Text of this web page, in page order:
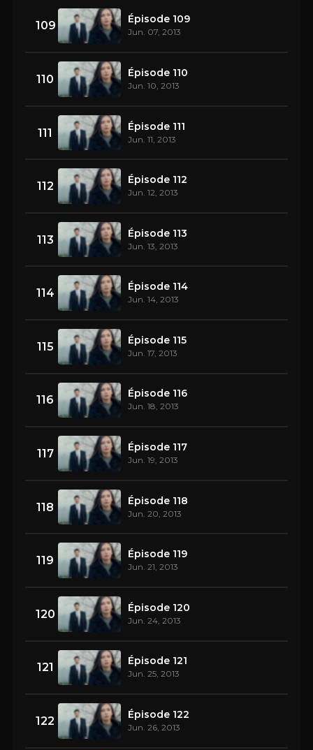
109 Épisode 109
Jun. 07, 2013
110 Épisode 110
Jun. 10, 2013
111 Épisode 111
Jun. 11, 2013
112 Épisode 112
Jun. 12, 2013
113 Épisode 113
Jun. 13, 2013
114 Épisode 114
Jun. 14, 2013
115 Épisode 115
Jun. 17, 2013
116 Épisode 116
Jun. 18, 2013
117 Épisode 117
Jun. 19, 2013
118 Épisode 118
Jun. 20, 2013
119 Épisode 119
Jun. 21, 2013
120 Épisode 120
Jun. 24, 2013
121 Épisode 121
Jun. 25, 2013
122 Épisode 122
Jun. 26, 2013